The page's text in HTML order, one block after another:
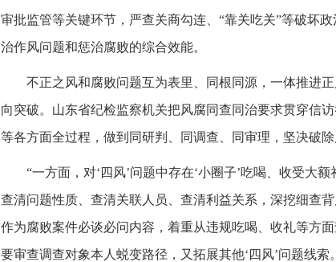
审批监管等关键环节，严查关商勾连、“靠关吃关”等破坏
治作风问题和惩治腐败的综合效能。
不正之风和腐败问题互为表里、同根同源，一体推进
向突破。山东省纪检监察机关把风腐同查同治要求贯穿信
等各方面全过程，做到同研判、同调查、同审理，坚决破
“一方面，对‘四风’问题中存在‘小圈子’吃喝、收受大
查清问题性质、查清关联人员、查清利益关系，深挖细查
作为腐败案件必谈必问内容，着重从违规吃喝、收礼等方
要审查调查对象本人蜕变路径，又拓展其他‘四风’问题线